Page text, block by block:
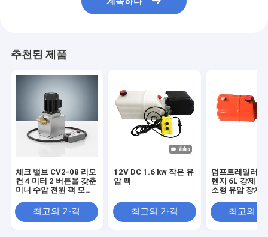
추천된 제품
체크 밸브 CV2-08 리모
컨 4 미터 2 버튼을 갖춘
미니 수압 전원 팩 모바
적합합니다.
최고의 가격
12V DC 1.6 kw 작은 유
압 팩
최고의 가격
덤프트레일러를
렌지 6L 강제 탱
소형 유압 장치
최고의